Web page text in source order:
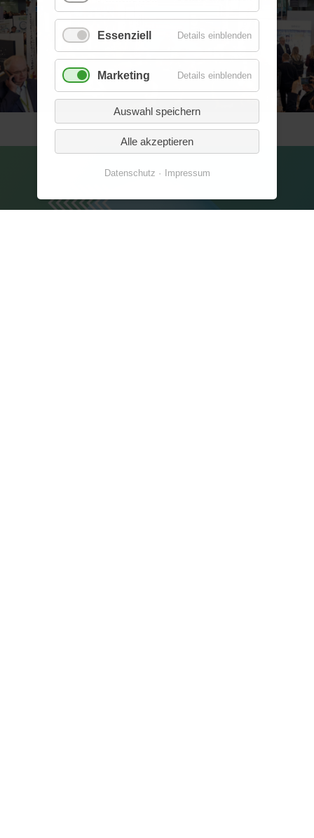
Essenziell Details einblenden
Marketing Details einblenden
Auswahl speichern
Alle akzeptieren
Datenschutz Impressum